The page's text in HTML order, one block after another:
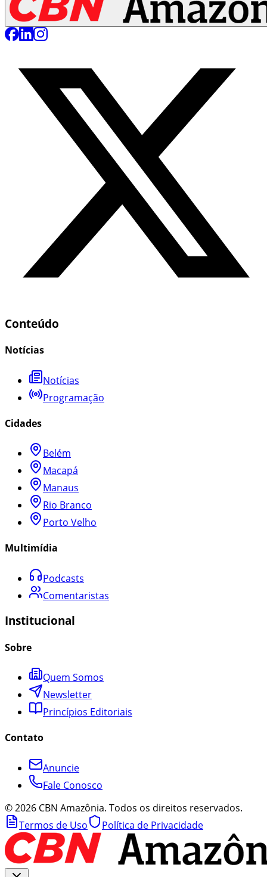
Conteúdo
Notícias
Notícias
Programação
Cidades
Belém
Macapá
Manaus
Rio Branco
Porto Velho
Multimídia
Podcasts
Comentaristas
Institucional
Sobre
Quem Somos
Newsletter
Princípios Editoriais
Contato
Anuncie
Fale Conosco
©2026 CBN Amazônia. Todos os direitos reservados.
Termos de Uso
Política de Privacidade